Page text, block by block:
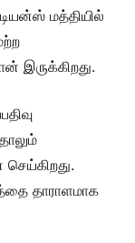
மத்தியில்
இருக்கிறது.
தாராளமாக